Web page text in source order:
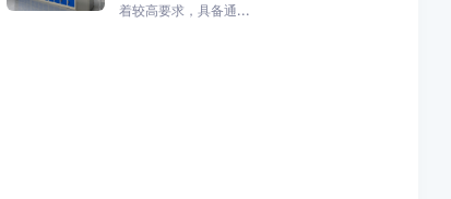
着较高要求，具备通...